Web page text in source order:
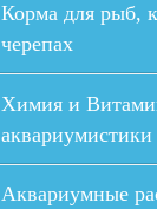
Корма для рыб,
черепах
Химия и
аквариумистики
Аквариумные